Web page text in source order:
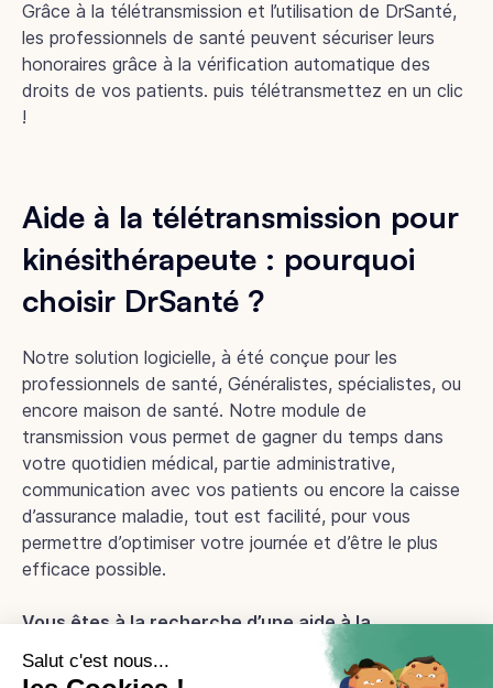
Grâce à la télétransmission et l’utilisation de DrSanté,
les professionnels de santé peuvent sécuriser leurs
honoraires grâce à la vérification automatique des
droits de vos patients. puis télétransmettez en un clic
!
Aide à la télétransmission pour
kinésithérapeute : pourquoi
choisir DrSanté ?
Notre solution logicielle, à été conçue pour les
professionnels de santé, Généralistes, spécialistes, ou
encore maison de santé. Notre module de
transmission vous permet de gagner du temps dans
votre quotidien médical, partie administrative,
communication avec vos patients ou encore la caisse
d’assurance maladie, tout est facilité, pour vous
permettre d’optimiser votre journée et d’être le plus
efficace possible.
Vous êtes à la recherche d’uneaide à la
? Optez pour DrSanté,
unesolutionclé en main pensée pour faciliter